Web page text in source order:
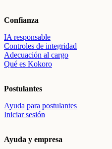
Confianza
IA responsable
Controles de integridad
Adecuación al cargo
Qué es Kokoro
Postulantes
Ayuda para postulantes
Iniciar sesión
Ayuda y empresa